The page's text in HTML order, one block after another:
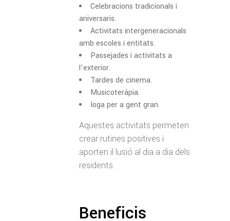
Celebracions tradicionals i
aniversaris.
Activitats intergeneracionals
amb escoles i entitats.
Passejades i activitats a
l’exterior.
Tardes de cinema.
Musicoteràpia.
Ioga per a gent gran.
Aquestes activitats permeten
crear rutines positives i
aporten il·lusió al dia a dia dels
residents.
Beneficis